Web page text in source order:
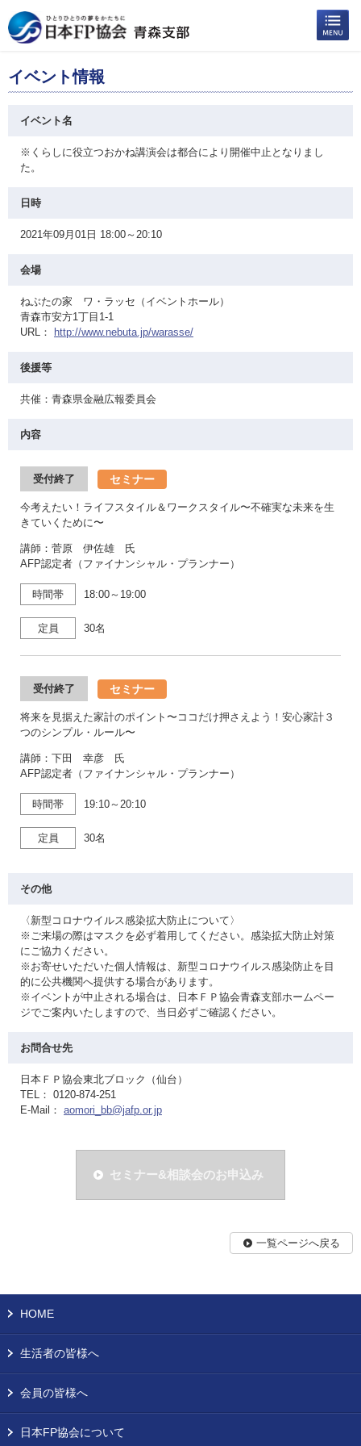
イベント情報
イベント名
※くらしに役立つおかね講演会は都合により開催中止となりまし
た。
日時
2021年09月01日 18:00～20:10
会場
ねぶたの家 ワ・ラッセ（イベントホール）
青森市安方1丁目1-1
URL：
http://www.nebuta.jp/warasse/
後援等
共催：青森県金融広報委員会
内容
受付終了 セミナー
今考えたい！ライフスタイル＆ワークスタイル〜不確実な未来を生
きていくために〜
講師：菅原 伊佐雄 氏
AFP認定者（ファイナンシャル・プランナー）
時間帯 18:00～19:00
定員 30名
受付終了 セミナー
将来を見据えた家計のポイント〜ココだけ押さえよう！安心家計３
つのシンプル・ルール〜
講師：下田 幸彦 氏
AFP認定者（ファイナンシャル・プランナー）
時間帯 19:10～20:10
定員 30名
その他
〈新型コロナウイルス感染拡大防止について〉
※ご来場の際はマスクを必ず着用してください。感染拡大防止対策
にご協力ください。
※お寄せいただいた個人情報は、新型コロナウイルス感染防止を目
的に公共機関へ提供する場合があります。
※イベントが中止される場合は、日本ＦＰ協会青森支部ホームペー
ジでご案内いたしますので、当日必ずご確認ください。
お問合せ先
日本ＦＰ協会東北ブロック（仙台）
TEL： 0120-874-251
E-Mail： aomori_bb@jafp.or.jp
セミナー&相談会のお申込み
一覧ページへ戻る
HOME
生活者の皆様へ
会員の皆様へ
日本FP協会について